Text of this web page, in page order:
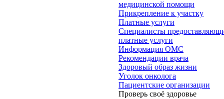
медицинской помощи
Прикрепление к участку
Платные услуги
Специалисты
платные услуги
Информация ОМС
Рекомендации врача
Здоровый образ жизни
Уголок онколога
Пациентские организации
Проверь своё здоровье